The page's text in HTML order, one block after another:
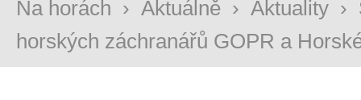
Na horách › Aktuálně › Aktuality ›
horských záchranářů GOPR a